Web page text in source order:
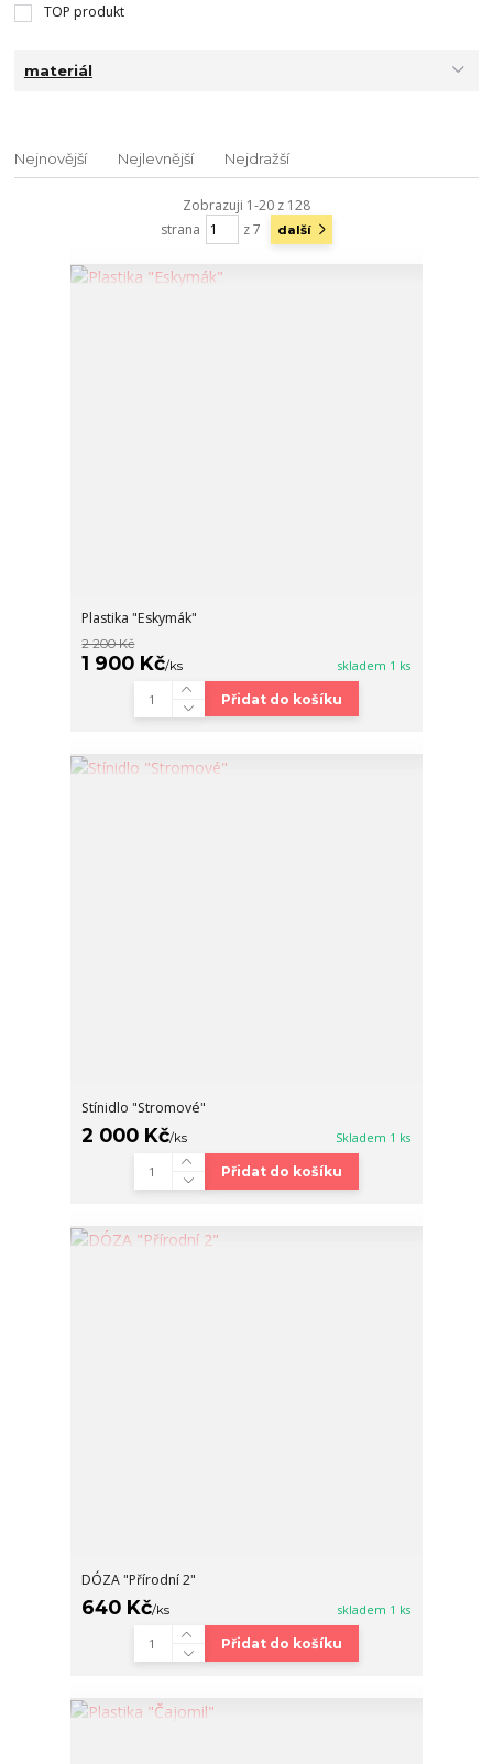
TOP produkt
materiál
Nejnovější Nejlevnější Nejdražší
Zobrazuji 1-20 z 128
strana
z 7 další
Plastika "Eskymák"
2 200 Kč
1 900 Kč/ks skladem 1 ks
Přidat do košíku
Stínidlo "Stromové"
2 000 Kč/ks Skladem 1 ks
Přidat do košíku
DÓZA "Přírodní 2"
640 Kč/ks skladem 1 ks
Přidat do košíku